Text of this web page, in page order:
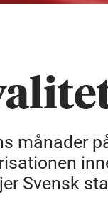
månader
Svensk